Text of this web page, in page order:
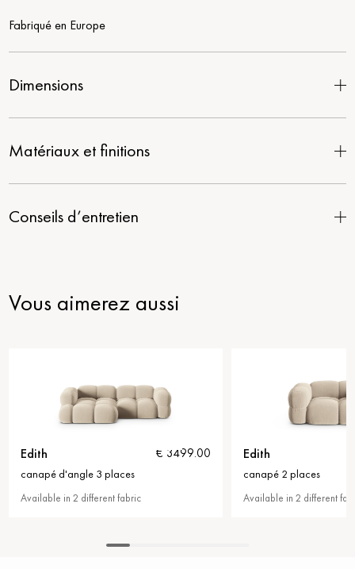
Fabriqué en Europe
Dimensions
Matériaux et finitions
Conseils d’entretien
Vous aimerez aussi
Edith € 3499.00
canapé d'angle 3 places
Available in 2 different fabric
Edith
canapé 2 places
Available in 2 different